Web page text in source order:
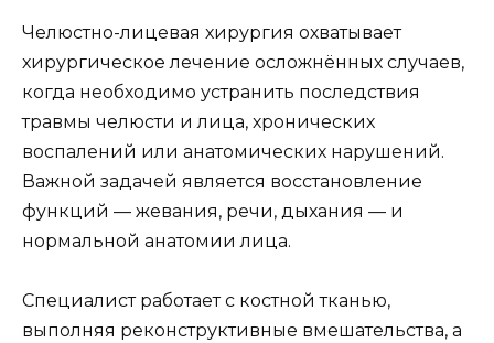
Челюстно-лицевая хирургия охватывает
хирургическое лечение осложнённых случаев,
когда необходимо устранить последствия
травмы челюсти и лица, хронических
воспалений или анатомических нарушений.
Важной задачей является восстановление
функций — жевания, речи, дыхания — и
нормальной анатомии лица.
Специалист работает с костной тканью,
выполняя реконструктивные вмешательства, а